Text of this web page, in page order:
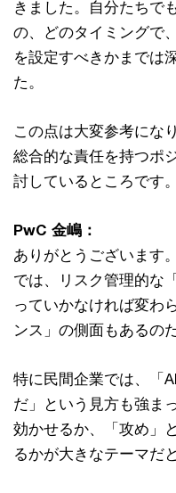
きました。自分たちで
の、どのタイミングで
を設定すべきかまでは
た。
この点は大変参考にな
総合的な責任を持つポ
討しているところです。
PwC 金嶋：
ありがとうございます
では、リスク管理的な
っていかなければ変わ
ンス」の側面もあるの
特に民間企業では、「
だ」という見方も強ま
効かせるか、「攻め」
るかが大きなテーマだ